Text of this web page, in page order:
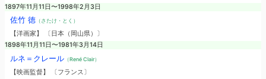
1897年11月11日〜1998年2月3日
佐竹 徳（さたけ・とく）
【洋画家】 〔日本（岡山県）〕
1898年11月11日〜1981年3月14日
ルネ＝クレール（René Clair）
【映画監督】 〔フランス〕